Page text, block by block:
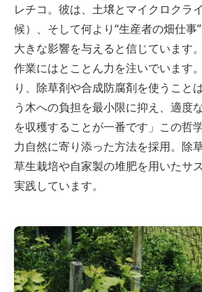
レチコ。彼は、土壌とマイクロクラ
候）、そして何より“生産者の畑仕事
大きな影響を与えると信じています
作業にはとことん力を注いでいます
り、除草剤や合成防腐剤を使うこと
う木への負担を最小限に抑え、適度
を収穫することが一番です」この哲
力自然に寄り添った方法を採用。除
草生栽培や自家製の堆肥を用いたサ
実践しています。